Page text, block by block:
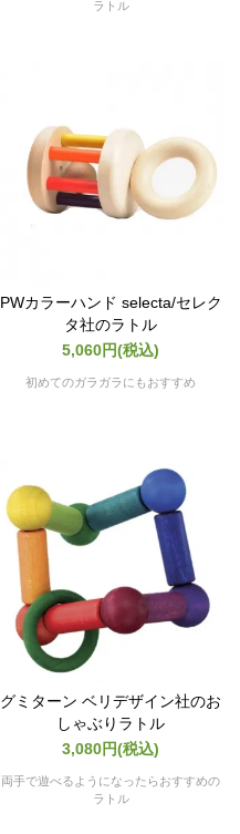
ラトル
PWカラーハンド selecta/セレク
タ社のラトル
5,060円(税込)
初めてのガラガラにもおすすめ
グミターン ベリデザイン社のお
しゃぶりラトル
3,080円(税込)
両手で遊べるようになったらおすすめの
ラトル